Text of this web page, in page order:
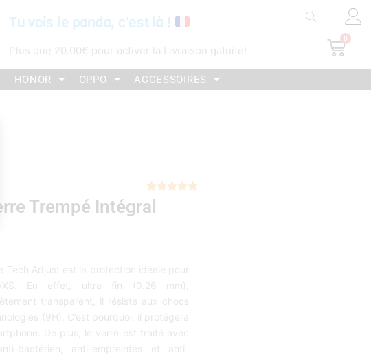
Tu vois le panda, c'est là !
Plus que 20.00€ pour activer la Livraison gatuite!
0
HONOR OPPO ACCESSOIRES

Trempé Intégral
Tech Adjust est la protection idéale pour
XS. En effet, ultra fin (0.26 mm),
transparent, il résiste aux chocs
(9H). C’est pourquoi, il protégera
De plus, le verre est traité avec
bactérien, anti-empreintes et anti-